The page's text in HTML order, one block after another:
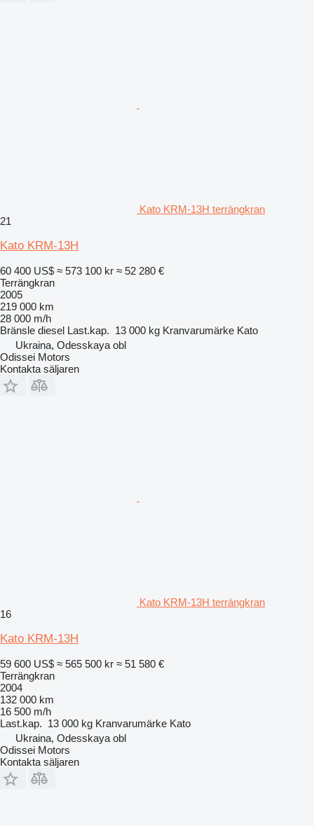
Kato KRM-13H terrängkran
21
Kato KRM-13H
60 400 US$ ≈ 573 100 kr ≈ 52 280 €
Terrängkran
2005
219 000 km
28 000 m/h
Bränsle diesel Last.kap. 13 000 kg Kranvarumärke Kato
Ukraina, Odesskaya obl
Odissei Motors
Kontakta säljaren
Kato KRM-13H terrängkran
16
Kato KRM-13H
59 600 US$ ≈ 565 500 kr ≈ 51 580 €
Terrängkran
2004
132 000 km
16 500 m/h
Last.kap. 13 000 kg Kranvarumärke Kato
Ukraina, Odesskaya obl
Odissei Motors
Kontakta säljaren